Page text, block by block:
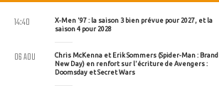
X-Men '97 : la saison 3 bien prévue pour 2027, et la
saison 4 pour 2028
14:40
Chris McKenna et Erik Sommers (Spider-Man : Brand
New Day) en renfort sur l'écriture de Avengers :
Doomsday et Secret Wars
06 AOU